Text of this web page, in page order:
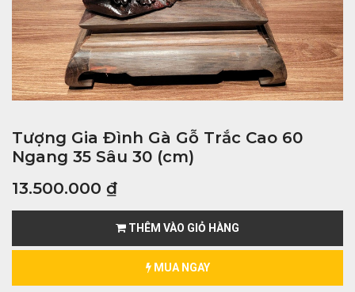
Tượng Gia Đình Gà Gỗ Trắc Cao 60
Ngang 35 Sâu 30 (cm)
13.500.000 ₫
THÊM VÀO GIỎ HÀNG
MUA NGAY